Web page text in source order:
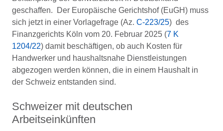
geschaffen. Der Europäische Gerichtshof (EuGH) muss
sich jetzt in einer Vorlagefrage (Az. C-223/25) des
Finanzgerichts Köln vom 20. Februar 2025 (7 K
1204/22) damit beschäftigen, ob auch Kosten für
Handwerker und haushaltsnahe Dienstleistungen
abgezogen werden können, die in einem Haushalt in
der Schweiz entstanden sind.
Schweizer mit deutschen
Arbeitseinkünften